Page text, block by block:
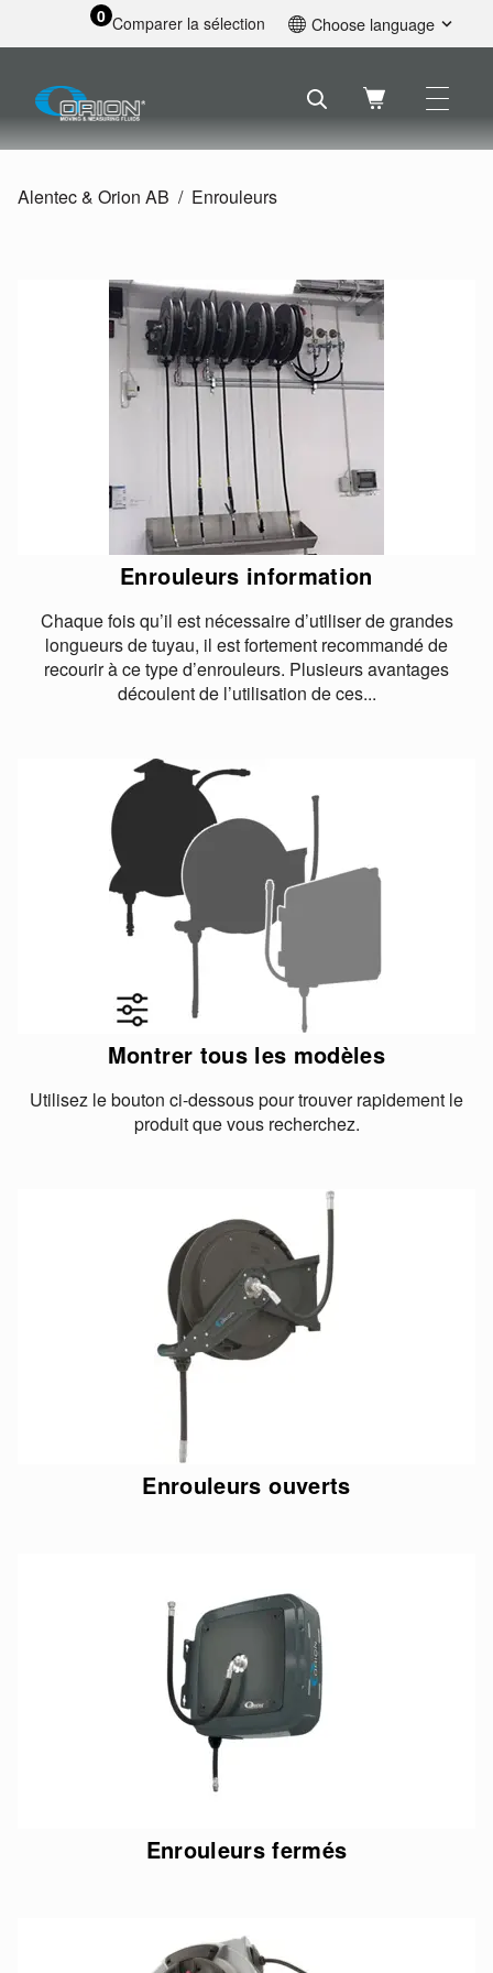
0 Comparer la sélection Choose language
Svenska
Nederlands
Alentec & Orion AB Enrouleurs
Enrouleurs information
Chaque fois qu’il est nécessaire d’utiliser de grandes
longueurs de tuyau, il est fortement recommandé de
recourir à ce type d’enrouleurs. Plusieurs avantages
découlent de l’utilisation de ces...
Montrer tous les modèles
Utilisez le bouton ci-dessous pour trouver rapidement le
produit que vous recherchez.
Enrouleurs ouverts
Enrouleurs fermés